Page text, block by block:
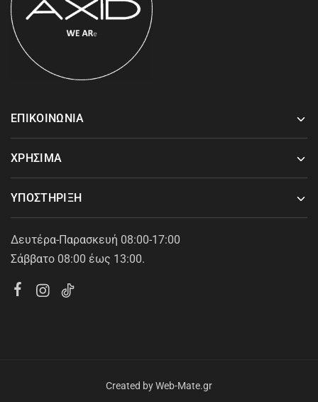
ΕΠΙΚΟΙΝΩΝΙΑ
ΧΡΗΣΙΜΑ
ΥΠΟΣΤΗΡΙΞΗ
Δευτέρα-Παρασκευή 08:00-17:00
Σάββατο 08:00 έως 13:00.
Created byWeb-Mate.gr